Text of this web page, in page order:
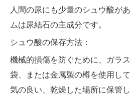
人間の尿にも少量のシュウ酸が
ムは尿結石の主成分です。
シュウ酸の保存方法：
機械的損傷を防ぐために、ガラ
袋、または金属製の樽を使用し
気の良い、乾燥した場所に保管